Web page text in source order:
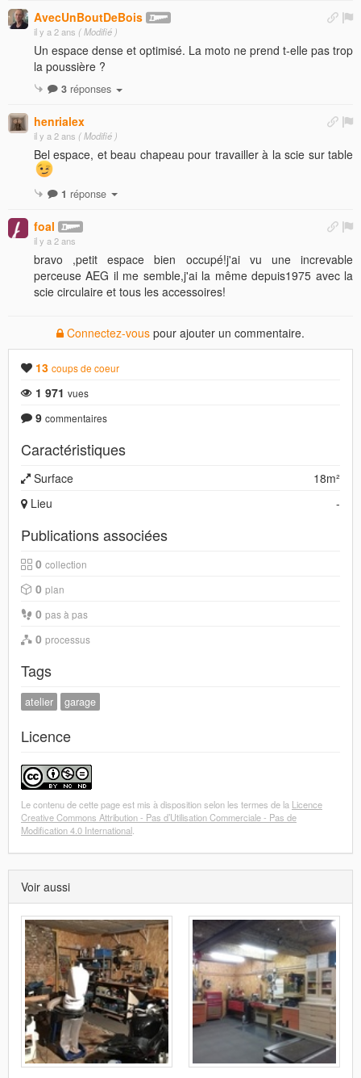
AvecUnBoutDeBois
il y a 2 ans ( Modifié )
Un espace dense et optimisé. La moto ne prend t-elle pas trop
la poussière ?
3 réponses
henrialex
il y a 2 ans ( Modifié )
Bel espace, et beau chapeau pour travailler à la scie sur table
1 réponse
foal
il y a 2 ans
bravo ,petit espace bien occupé!j'ai vu une increvable
perceuse AEG il me semble,j'ai la même depuis1975 avec la
scie circulaire et tous les accessoires!
Connectez-vous pour ajouter un commentaire.
13 coups de coeur
1 971 vues
9 commentaires
Caractéristiques
18m²
Surface
-
Lieu
Publications associées
0 collection
0 plan
0 pas à pas
0 processus
Tags
atelier garage
Licence
Le contenu de cette page est mis à disposition selon les termes de la Licence
Creative Commons Attribution - Pas d’Utilisation Commerciale - Pas de
Modification 4.0 International
Voir aussi